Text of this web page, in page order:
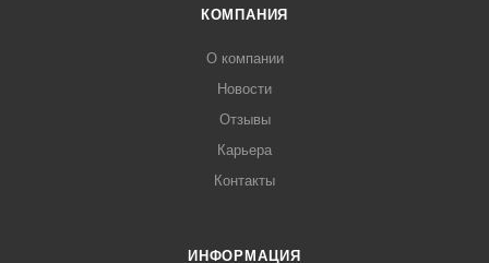
КОМПАНИЯ
О компании
Новости
Отзывы
Карьера
Контакты
ИНФОРМАЦИЯ